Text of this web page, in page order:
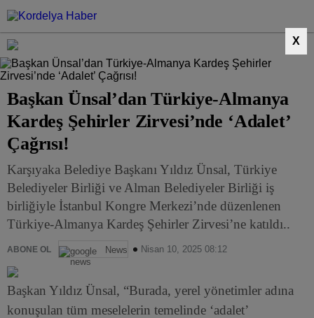
X
Başkan Ünsal’dan Türkiye-Almanya
Kardeş Şehirler Zirvesi’nde ‘Adalet’
Çağrısı!
Karşıyaka Belediye Başkanı Yıldız Ünsal, Türkiye
Belediyeler Birliği ve Alman Belediyeler Birliği iş
birliğiyle İstanbul Kongre Merkezi’nde düzenlenen
Türkiye-Almanya Kardeş Şehirler Zirvesi’ne katıldı..
ABONE OL News Nisan 10, 2025 08:12
Başkan Yıldız Ünsal, “Burada, yerel yönetimler adına
konuşulan tüm meselelerin temelinde ‘adalet’